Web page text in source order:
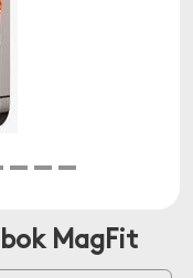
MagFit